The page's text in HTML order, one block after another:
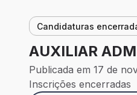
Candidaturas
AUXILIAR
Publicada em 17 de
Inscrições encerradas